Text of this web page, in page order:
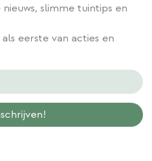
slimme tuintips en
eerste van acties en